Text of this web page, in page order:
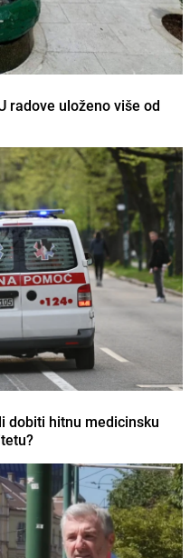
radove uloženo više od
dobiti hitnu medicinsku